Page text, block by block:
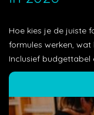
Hoe kies je de juiste
formules werken,
Inclusief budgettabel